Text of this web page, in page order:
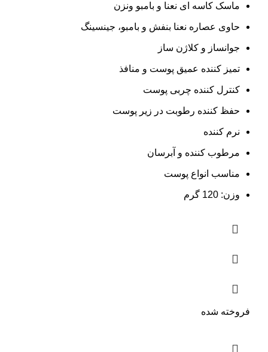
ماسک کاسه ای نعنا و بامبو ونزن
حاوی عصاره نعنا بنفش و بامبو، جینسینگ
جوانساز و کلاژن ساز
تمیز کننده عمیق پوست و منافذ
کنترل کننده چربی پوست
حفظ کننده رطوبت در زیر پوست
نرم کننده
مرطوب کننده و آبرسان
مناسب انواع پوست
وزن: 120 گرم
فروخته شده